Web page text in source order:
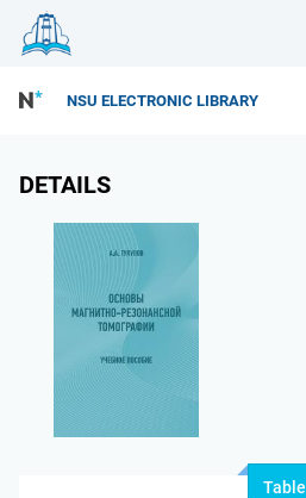
NSU ELECTRONIC LIBRARY
DETAILS
Table